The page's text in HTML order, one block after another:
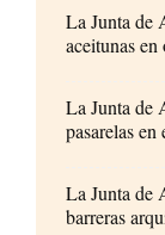
La Junta de
aceitunas
La Junta de
pasarelas en
La Junta de
barreras